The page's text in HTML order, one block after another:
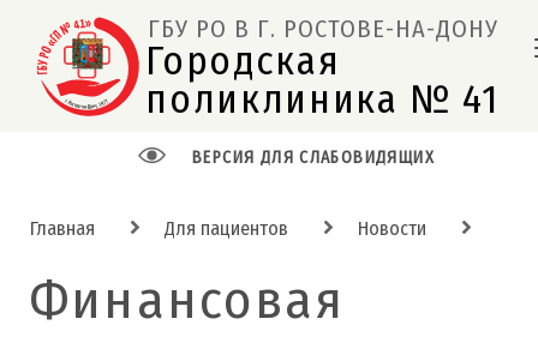
ГБУ РО В Г. РОСТОВЕ-НА-ДОНУ
Городская
поликлиника № 41
ВЕРСИЯ ДЛЯ СЛАБОВИДЯЩИХ
Главная Для пациентов Новости
Финансовая